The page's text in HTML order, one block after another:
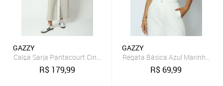
GAZZY
Calça Sarja Pantacourt Cinza M Gazzy
R$ 179,99
GAZZY
Regata Básica Azul Marinho M
R$ 69,99